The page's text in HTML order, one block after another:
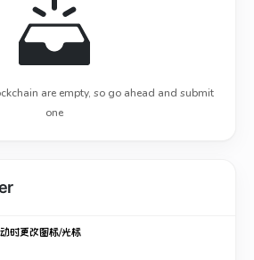
are empty, so go ahead and submit
one
时更改图标/光标